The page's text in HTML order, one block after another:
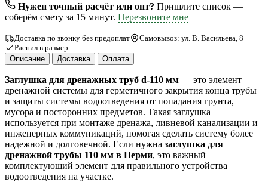
Нужен точный расчёт или опт? Пришлите список —
соберём смету за 15 минут. Перезвоните мне
Доставка по звонку без предоплат
Самовывоз: ул. В. Васильева, 8
Распил в размер
Описание
Доставка Оплата
Заглушка для дренажных труб d-110 мм — это элемент
дренажной системы для герметичного закрытия конца трубы
и защиты системы водоотведения от попадания грунта,
мусора и посторонних предметов. Такая заглушка
используется при монтаже дренажа, ливневой канализации и
инженерных коммуникаций, помогая сделать систему более
надежной и долговечной. Если нужна заглушка для
дренажной трубы 110 мм в Перми, это важный
комплектующий элемент для правильного устройства
водоотведения на участке.